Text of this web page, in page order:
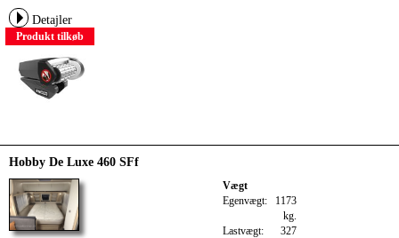
Detajler
Produkt tilkøb
Hobby De Luxe 460 SFf
Vægt
Egenvægt: 1173
kg.
Lastvægt:
327